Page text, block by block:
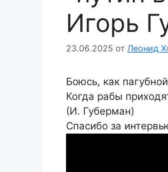
Игорь
23.06.2025 от Леонид
Боюсь, как
Когда рабы
(И. Губерман)
Спасибо за